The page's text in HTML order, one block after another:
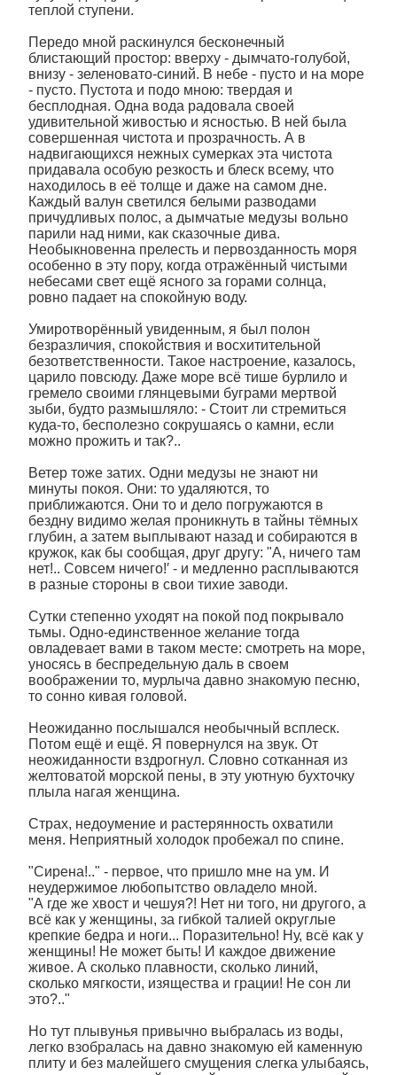
теплой ступени.
Передо мной раскинулся бесконечный
блистающий простор: вверху - дымчато-голубой,
внизу - зеленовато-синий. В небе - пусто и на море
- пусто. Пустота и подо мною: твердая и
бесплодная. Одна вода радовала своей
удивительной живостью и ясностью. В ней была
совершенная чистота и прозрачность. А в
надвигающихся нежных сумерках эта чистота
придавала особую резкость и блеск всему, что
находилось в её толще и даже на самом дне.
Каждый валун светился белыми разводами
причудливых полос, а дымчатые медузы вольно
парили над ними, как сказочные дива.
Необыкновенна прелесть и первозданность моря
особенно в эту пору, когда отражённый чистыми
небесами свет ещё ясного за горами солнца,
ровно падает на спокойную воду.
Умиротворённый увиденным, я был полон
безразличия, спокойствия и восхитительной
безответственности. Такое настроение, казалось,
царило повсюду. Даже море всё тише бурлило и
гремело своими глянцевыми буграми мертвой
зыби, будто размышляло: - Стоит ли стремиться
куда-то, бесполезно сокрушаясь о камни, если
можно прожить и так?..
Ветер тоже затих. Одни медузы не знают ни
минуты покоя. Они: то удаляются, то
приближаются. Они то и дело погружаются в
бездну видимо желая проникнуть в тайны тёмных
глубин, а затем выплывают назад и собираются в
кружок, как бы сообщая, друг другу: "А, ничего там
нет!.. Совсем ничего!′ - и медленно расплываются
в разные стороны в свои тихие заводи.
Сутки степенно уходят на покой под покрывало
тьмы. Одно-единственное желание тогда
овладевает вами в таком месте: смотреть на море,
уносясь в беспредельную даль в своем
воображении то, мурлыча давно знакомую песню,
то сонно кивая головой.
Неожиданно послышался необычный всплеск.
Потом ещё и ещё. Я повернулся на звук. От
неожиданности вздрогнул. Словно сотканная из
желтоватой морской пены, в эту уютную бухточку
плыла нагая женщина.
Страх, недоумение и растерянность охватили
меня. Неприятный холодок пробежал по спине.
"Сирена!.." - первое, что пришло мне на ум. И
неудержимое любопытство овладело мной.
"А где же хвост и чешуя?! Нет ни того, ни другого, а
всё как у женщины, за гибкой талией округлые
крепкие бедра и ноги... Поразительно! Ну, всё как у
женщины! Не может быть! И каждое движение
живое. А сколько плавности, сколько линий,
сколько мягкости, изящества и грации! Не сон ли
это?.."
Но тут плывунья привычно выбралась из воды,
легко взобралась на давно знакомую ей каменную
плиту и без малейшего смущения слегка улыбаясь,